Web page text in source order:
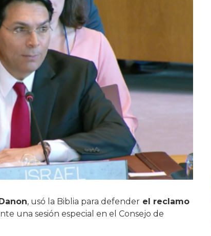
, usó la Biblia para defenderel reclamo
una sesión especial en el Consejo de